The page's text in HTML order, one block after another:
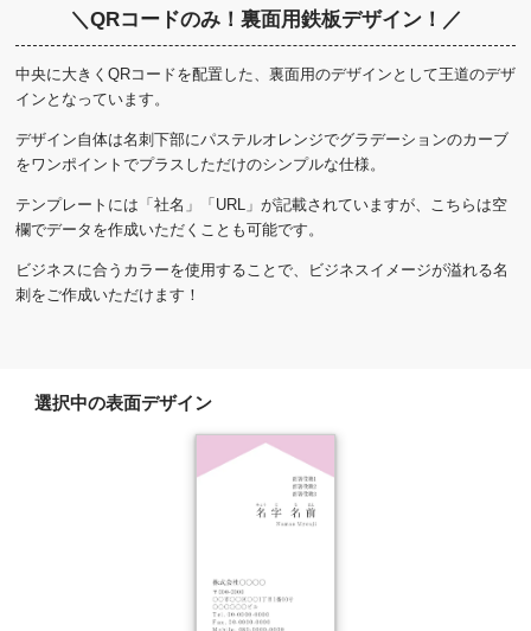
＼QRコードのみ！裏面用鉄板デザイン！／
中央に大きくQRコードを配置した、裏面用のデザインとして王道のデザ
インとなっています。
デザイン自体は名刺下部にパステルオレンジでグラデーションのカーブ
をワンポイントでプラスしただけのシンプルな仕様。
テンプレートには「社名」「URL」が記載されていますが、こちらは空
欄でデータを作成いただくことも可能です。
ビジネスに合うカラーを使用することで、ビジネスイメージが溢れる名
刺をご作成いただけます！
選択中の表面デザイン